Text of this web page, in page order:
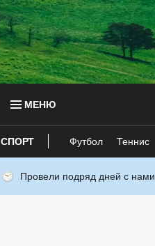
МЕНЮ
СПОРТ Футбол Теннис
Провели подряд дней с нами